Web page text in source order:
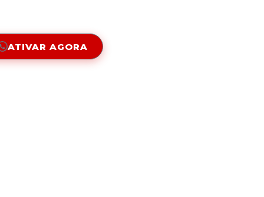
ATIVAR AGORA